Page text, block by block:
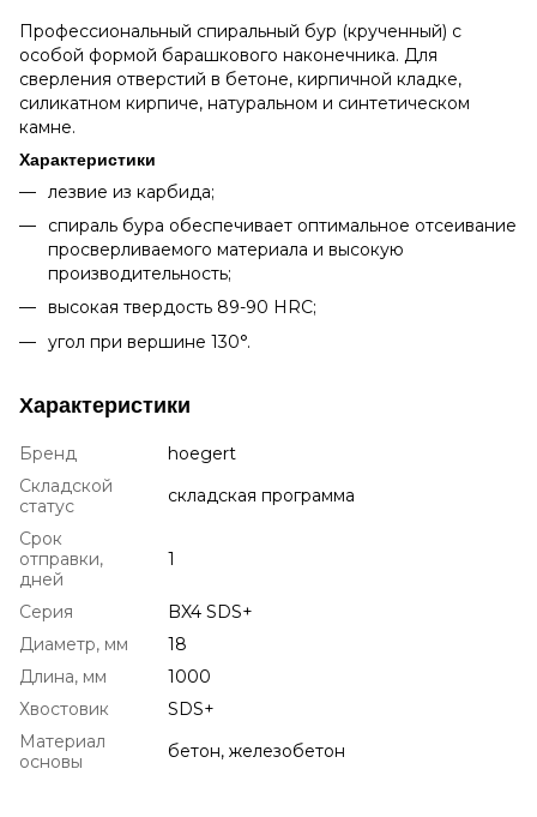
Профессиональный спиральный бур (крученный) с
особой формой барашкового наконечника. Для
сверления отверстий в бетоне, кирпичной кладке,
силикатном кирпиче, натуральном и синтетическом
камне.
Характеристики
лезвие из карбида;
спираль бура обеспечивает оптимальное отсеивание
просверливаемого материала и высокую
производительность;
высокая твердость 89-90 HRC;
угол при вершине 130°.
Характеристики
Бренд
hoegert
Складской
статус
складская программа
Срок
отправки,
дней
1
Серия
BX4 SDS+
Диаметр, мм
18
Длина, мм
1000
Хвостовик
SDS+
Материал
основы
бетон, железобетон